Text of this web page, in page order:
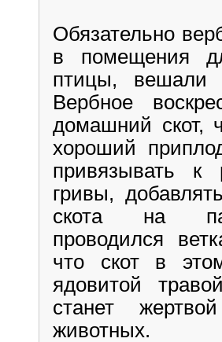
Обязательно
в помещения
птицы,
Вербное
домашний скот,
хороший
привязывать к
гривы,
скота на
проводился
что скот в
ядовитой
станет
животных.